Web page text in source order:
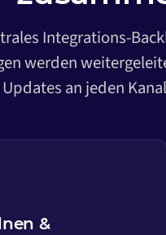
Integrations-
werden
Updates an jeden
&